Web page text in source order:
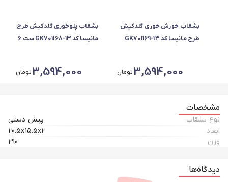
بشقاب خورش خوری گلدکیش
طرح مانیسا کد GK701169-13
3,594,000تومان
بشقاب پلوخوری گلدکیش طرح
مانیسا کد GK701168-13 ست 6
3,594,000تومان
مشخصات
نوع بشقاب
پیش دستی
ابعاد
20.5x15.5x2
وزن
290
دیدگاه‌ها